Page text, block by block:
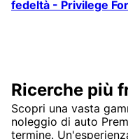
fedeltà - Privilege
Ricerche più
Scopri una vasta
noleggio di auto
termine.